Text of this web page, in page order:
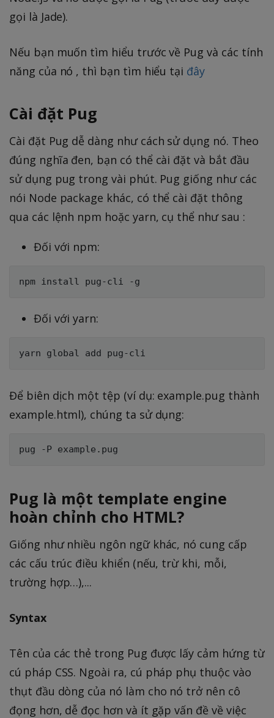
gọi là Jade).
Nếu bạn muốn tìm hiểu trước về Pug và các tính
năng của nó , thì bạn tìm hiểu tại đây
Cài đặt Pug
Cài đặt Pug dễ dàng như cách sử dụng nó. Theo
đúng nghĩa đen, bạn có thể cài đặt và bắt đầu
sử dụng pug trong vài phút. Pug giống như các
nói Node package khác, có thể cài đặt thông
qua các lệnh npm hoặc yarn, cụ thể như sau :
Đối với npm:
Đối với yarn:
Để biên dịch một tệp (ví dụ: example.pug thành
example.html), chúng ta sử dụng:
Pug là một template engine
hoàn chỉnh cho HTML?
Giống như nhiều ngôn ngữ khác, nó cung cấp
các cấu trúc điều khiển (nếu, trừ khi, mỗi,
trường hợp…),...
Syntax
Tên của các thẻ trong Pug được lấy cảm hứng từ
cú pháp CSS. Ngoài ra, cú pháp phụ thuộc vào
thụt đầu dòng của nó làm cho nó trở nên cô
đọng hơn, dễ đọc hơn và ít gặp vấn đề về việc